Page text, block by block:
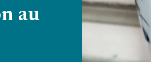
au